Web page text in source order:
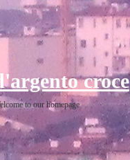
croce
to our homepage